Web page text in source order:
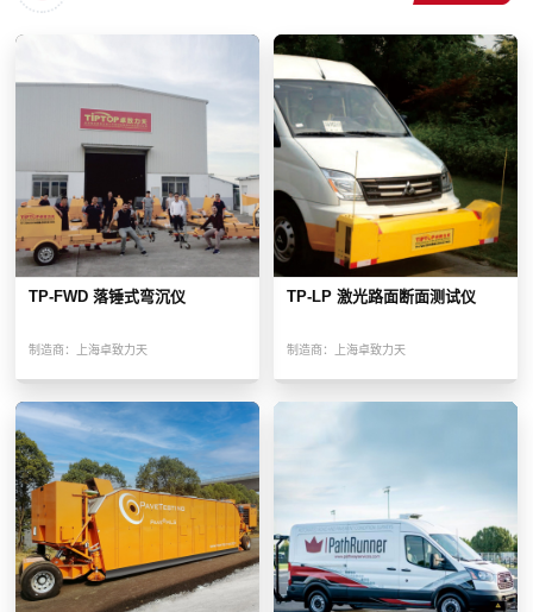
TP-FWD 落锤式弯沉仪
制造商： 上海卓致力天
TP-LP 激光路面断面测试仪
制造商： 上海卓致力天